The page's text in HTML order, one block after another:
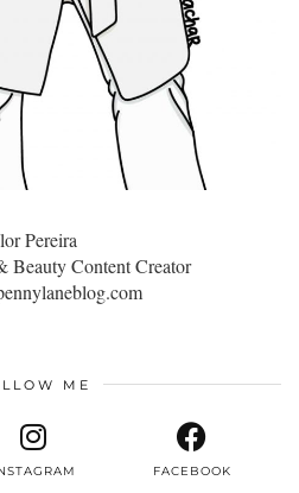
Pereira
Beauty Content Creator
ME
FACEBOOK